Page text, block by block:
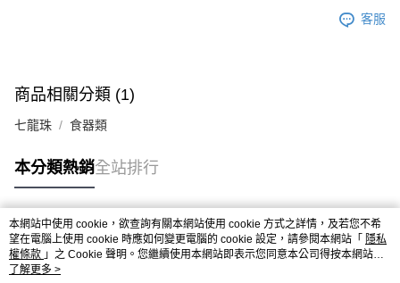
客服
商品相關分類 (1)
七龍珠 食器類
本分類熱銷全站排行
熱門標籤
本網站中使用 cookie，欲查詢有關本網站使用 cookie 方式之詳情，及若您不希
望在電腦上使用 cookie 時應如何變更電腦的 cookie 設定，請參閱本網站「 隱私
權條款 」之 Cookie 聲明。您繼續使用本網站即表示您同意本公司得按本網站使
用條款之 Cookie 聲明使用 cookie。
了解更多 >